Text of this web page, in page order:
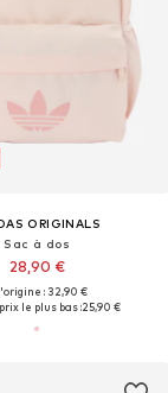
ORIGINALS
Sac à dos
28,90 €
: 32,90 €
le plus bas :25,90 €